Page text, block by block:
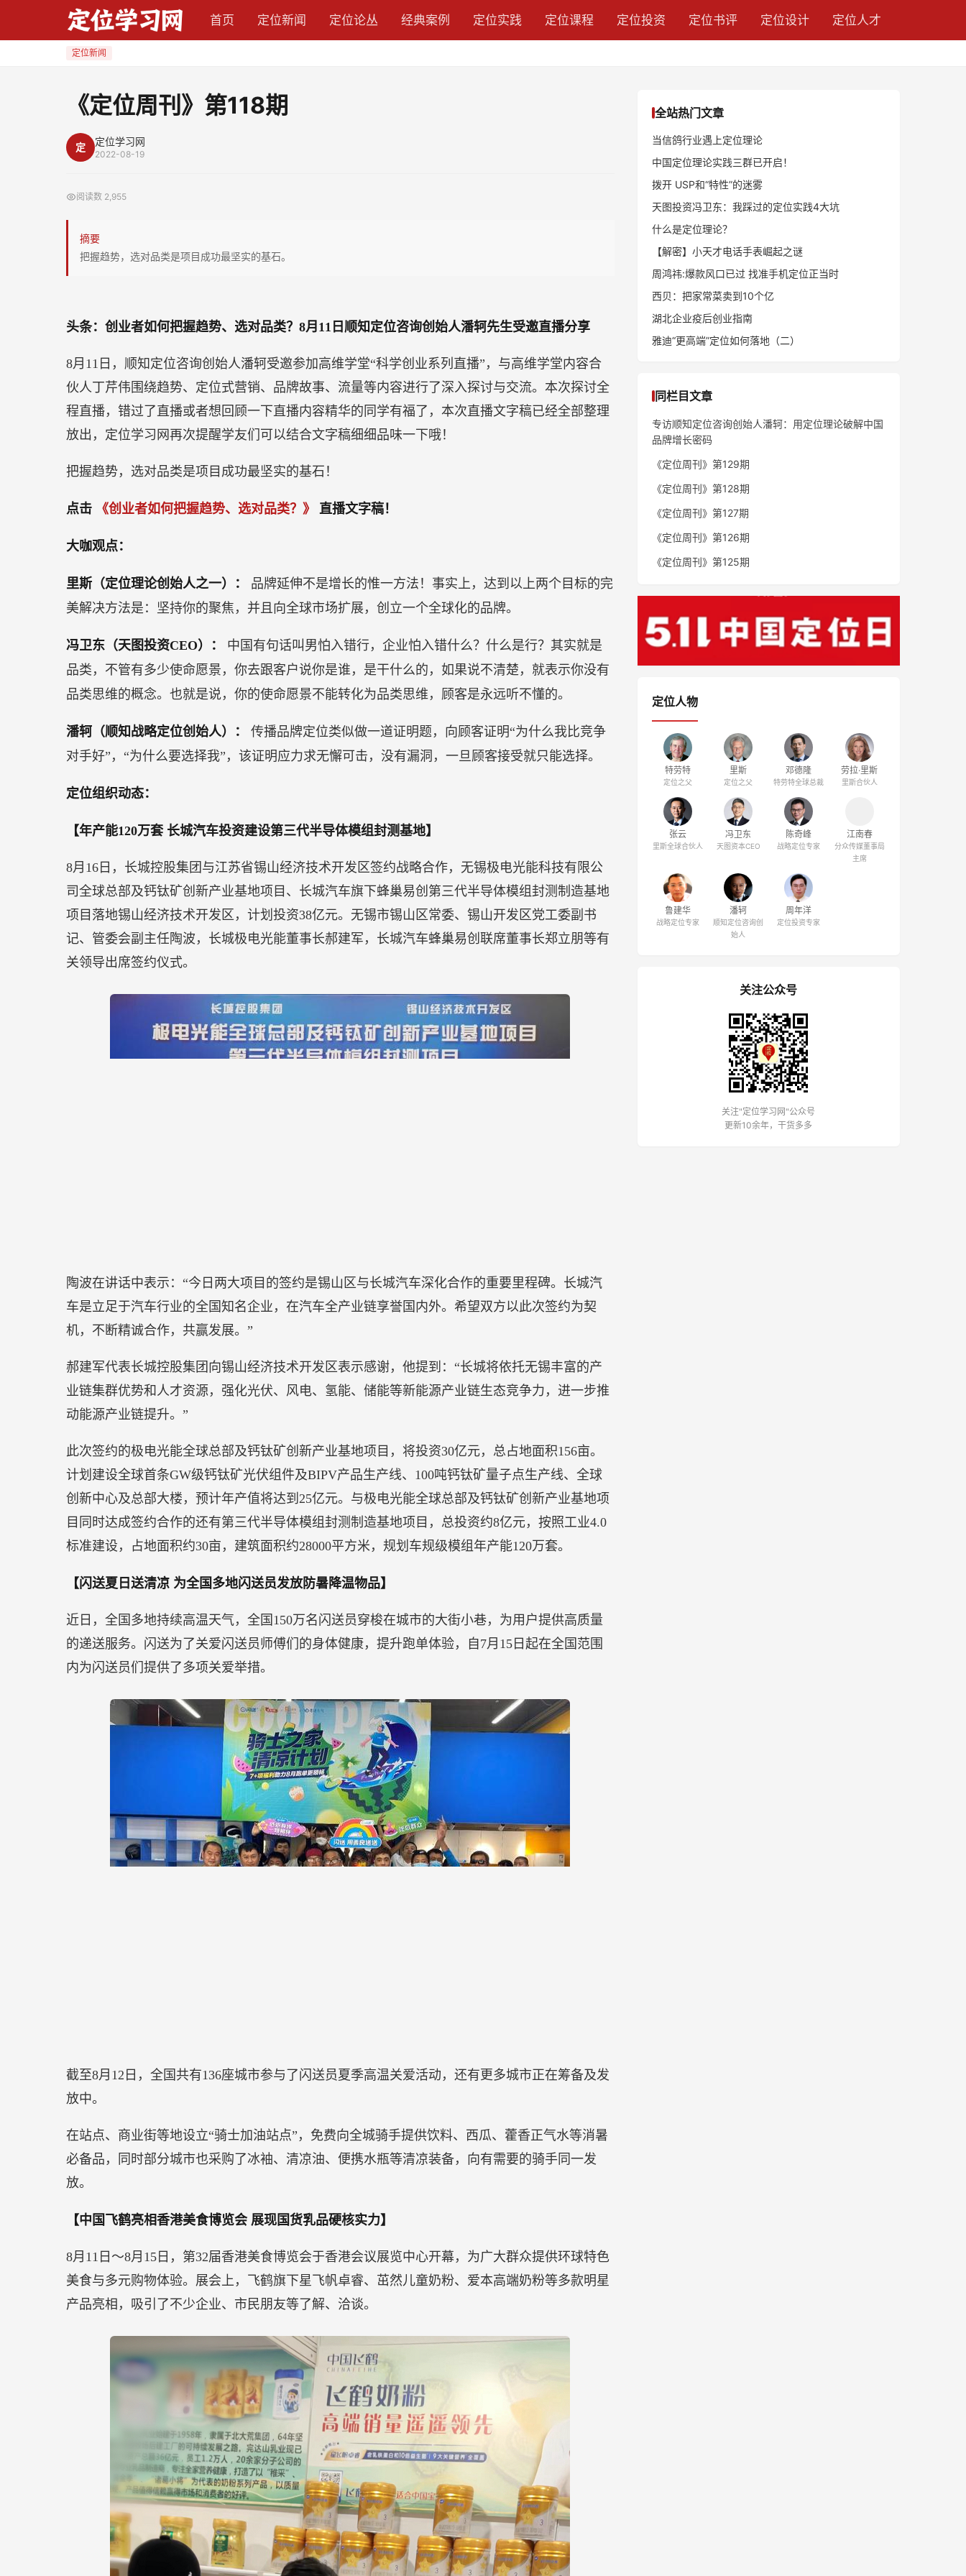
首页 定位新闻 定位论丛 经典案例 定位实践 定位课程 定位投资 定位书评 定位设计 定位人才
定位新闻
《定位周刊》第118期
定 定位学习网
2022-08-19
阅读数 2,955
摘要
把握趋势，选对品类是项目成功最坚实的基石。
头条：创业者如何把握趋势、选对品类？8月11日顺知定位咨询创始人潘轲先生受邀直播分享
8月11日，顺知定位咨询创始人潘轲受邀参加高维学堂“科学创业系列直播”，与高维学堂内容合
伙人丁芹伟围绕趋势、定位式营销、品牌故事、流量等内容进行了深入探讨与交流。本次探讨全
程直播，错过了直播或者想回顾一下直播内容精华的同学有福了，本次直播文字稿已经全部整理
放出，定位学习网再次提醒学友们可以结合文字稿细细品味一下哦！
把握趋势，选对品类是项目成功最坚实的基石！
点击 《创业者如何把握趋势、选对品类？》 直播文字稿！
大咖观点：
里斯（定位理论创始人之一）： 品牌延伸不是增长的惟一方法！事实上，达到以上两个目标的完
美解决方法是：坚持你的聚焦，并且向全球市场扩展，创立一个全球化的品牌。
冯卫东（天图投资CEO）： 中国有句话叫男怕入错行，企业怕入错什么？什么是行？其实就是
品类，不管有多少使命愿景，你去跟客户说你是谁，是干什么的，如果说不清楚，就表示你没有
品类思维的概念。也就是说，你的使命愿景不能转化为品类思维，顾客是永远听不懂的。
潘轲（顺知战略定位创始人）： 传播品牌定位类似做一道证明题，向顾客证明“为什么我比竞争
对手好”，“为什么要选择我”，该证明应力求无懈可击，没有漏洞，一旦顾客接受就只能选择。
定位组织动态：
【年产能120万套 长城汽车投资建设第三代半导体模组封测基地】
8月16日，长城控股集团与江苏省锡山经济技术开发区签约战略合作，无锡极电光能科技有限公
司全球总部及钙钛矿创新产业基地项目、长城汽车旗下蜂巢易创第三代半导体模组封测制造基地
项目落地锡山经济技术开发区，计划投资38亿元。无锡市锡山区常委、锡山开发区党工委副书
记、管委会副主任陶波，长城极电光能董事长郝建军，长城汽车蜂巢易创联席董事长郑立朋等有
关领导出席签约仪式。
陶波在讲话中表示：“今日两大项目的签约是锡山区与长城汽车深化合作的重要里程碑。长城汽
车是立足于汽车行业的全国知名企业，在汽车全产业链享誉国内外。希望双方以此次签约为契
机，不断精诚合作，共赢发展。”
郝建军代表长城控股集团向锡山经济技术开发区表示感谢，他提到：“长城将依托无锡丰富的产
业链集群优势和人才资源，强化光伏、风电、氢能、储能等新能源产业链生态竞争力，进一步推
动能源产业链提升。”
此次签约的极电光能全球总部及钙钛矿创新产业基地项目，将投资30亿元，总占地面积156亩。
计划建设全球首条GW级钙钛矿光伏组件及BIPV产品生产线、100吨钙钛矿量子点生产线、全球
创新中心及总部大楼，预计年产值将达到25亿元。与极电光能全球总部及钙钛矿创新产业基地项
目同时达成签约合作的还有第三代半导体模组封测制造基地项目，总投资约8亿元，按照工业4.0
标准建设，占地面积约30亩，建筑面积约28000平方米，规划车规级模组年产能120万套。
【闪送夏日送清凉 为全国多地闪送员发放防暑降温物品】
近日，全国多地持续高温天气，全国150万名闪送员穿梭在城市的大街小巷，为用户提供高质量
的递送服务。闪送为了关爱闪送员师傅们的身体健康，提升跑单体验，自7月15日起在全国范围
内为闪送员们提供了多项关爱举措。
截至8月12日，全国共有136座城市参与了闪送员夏季高温关爱活动，还有更多城市正在筹备及发
放中。
在站点、商业街等地设立“骑士加油站点”，免费向全城骑手提供饮料、西瓜、藿香正气水等消暑
必备品，同时部分城市也采购了冰袖、清凉油、便携水瓶等清凉装备，向有需要的骑手同一发
放。
【中国飞鹤亮相香港美食博览会 展现国货乳品硬核实力】
8月11日～8月15日，第32届香港美食博览会于香港会议展览中心开幕，为广大群众提供环球特色
美食与多元购物体验。展会上，飞鹤旗下星飞帆卓睿、茁然儿童奶粉、爱本高端奶粉等多款明星
产品亮相，吸引了不少企业、市民朋友等了解、洽谈。
全站热门文章
当信鸽行业遇上定位理论
中国定位理论实践三群已开启！
拨开 USP和“特性”的迷雾
天图投资冯卫东：我踩过的定位实践4大坑
什么是定位理论？
【解密】小天才电话手表崛起之谜
周鸿祎:爆款风口已过 找准手机定位正当时
西贝：把家常菜卖到10个亿
湖北企业疫后创业指南
雅迪“更高端”定位如何落地（二）
同栏目文章
专访顺知定位咨询创始人潘轲：用定位理论破解中国
品牌增长密码
《定位周刊》第129期
《定位周刊》第128期
《定位周刊》第127期
《定位周刊》第126期
《定位周刊》第125期
定位人物
特劳特
定位之父
里斯
定位之父
邓德隆
特劳特全球总裁
劳拉·里斯
里斯合伙人
张云
里斯全球合伙人
冯卫东
天图资本CEO
陈奇峰
战略定位专家
江南春
分众传媒董事局
主席
鲁建华
战略定位专家
潘轲
顺知定位咨询创
始人
周年洋
定位投资专家
关注公众号
关注"定位学习网"公众号
更新10余年，干货多多